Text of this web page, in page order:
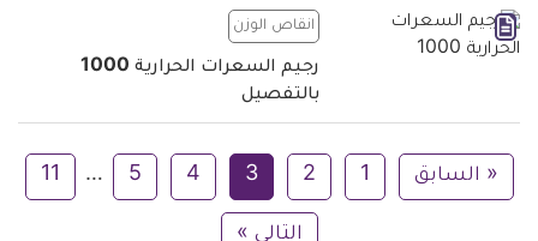
انقاص الوزن
رجيم السعرات الحرارية 1000
بالتفصيل
« السابق 1
2
3
4
5
…
11
التالي »